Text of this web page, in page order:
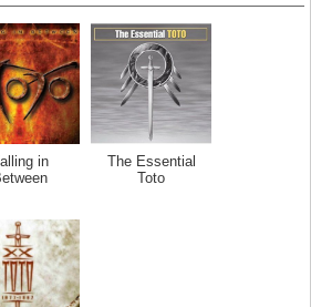
in
The Essential
Toto